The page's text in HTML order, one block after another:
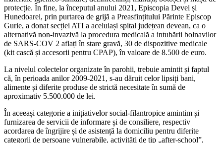
protecție. În fine, la începutul anului 2021, Episcopia Devei și
Hunedoarei, prin purtarea de grijă a Preasfințitului Părinte Episcop
Gurie, a donat secției ATI a aceluiași spital județean devean, ca o
alternativă non-invazivă la procedura medicală a intubării bolnavilor
de SARS-COV 2 aflați în stare gravă, 30 de dispozitive medicale
(kit cască și accesorii pentru CPAP), în valoare de 8.500 de euro.
La nivelul colectelor organizate în parohii, trebuie amintit și faptul
că, în perioada anilor 2009-2021, s-au dăruit celor lipsiți bani,
alimente și diferite produse de strictă necesitate în sumă de
aproximativ 5.500.000 de lei.
În aceeași categorie a inițiativelor social-filantropice amintim și
furnizarea de servicii de informare și de consiliere, respectiv
acordarea de îngrijire și de asistență la domiciliu pentru diferite
categorii de persoane vulnerabile, activități de tip „after-school”,